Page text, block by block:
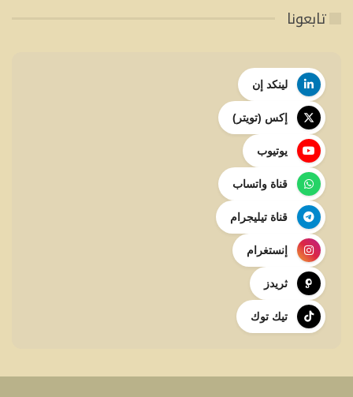
تابعونا
لينكد إن
إكس (تويتر)
يوتيوب
قناة واتساب
قناة تيليجرام
إنستغرام
ثريدز
تيك توك